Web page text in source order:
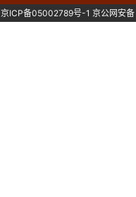
京ICP备05002789号-1 京公网安备